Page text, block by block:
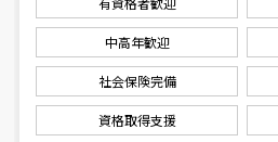
中高年歓迎
社会保険完備
資格取得支援